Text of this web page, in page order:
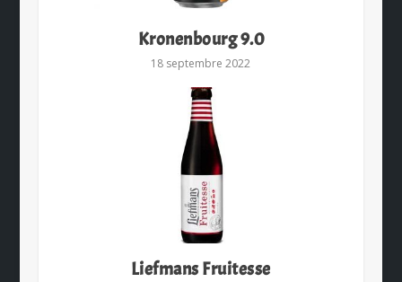
Kronenbourg 9.0
18 septembre 2022
Liefmans Fruitesse